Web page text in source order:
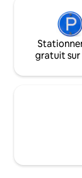
gratuit sur